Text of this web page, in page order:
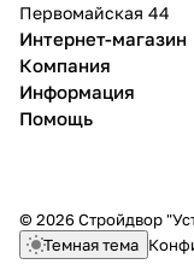
Первомайская 44
Интернет-магазин
Компания
Информация
Помощь
© 2026 Стройдвор
Темная тема